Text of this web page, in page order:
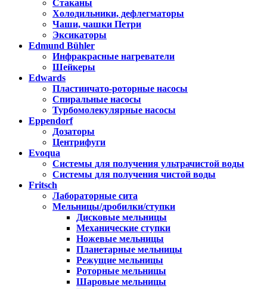
Стаканы
Холодильники, дефлегматоры
Чаши, чашки Петри
Эксикаторы
Edmund Bühler
Инфракрасные нагреватели
Шейкеры
Edwards
Пластинчато-роторные насосы
Спиральные насосы
Турбомолекулярные насосы
Eppendorf
Дозаторы
Центрифуги
Evoqua
Системы для получения ультрачистой воды
Системы для получения чистой воды
Fritsch
Лабораторные сита
Мельницы/дробилки/ступки
Дисковые мельницы
Механические ступки
Ножевые мельницы
Планетарные мельницы
Режущие мельницы
Роторные мельницы
Шаровые мельницы